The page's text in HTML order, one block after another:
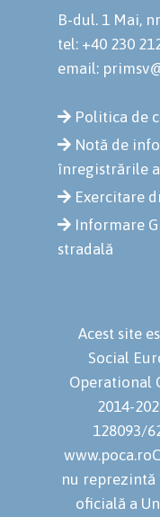
B-dul. 1 Mai,
tel: +40 230
email:
Politica de
Notă de
înregistrările
Exercitare
Informare
stradală
Acest site
Social
Operational
2014-
128093/
nu
oficială a